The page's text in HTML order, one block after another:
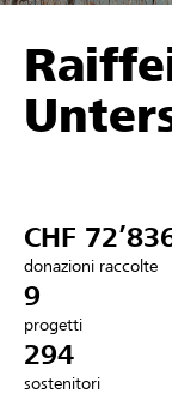
Sostenere
Aiuto &
Collegarsi
Trova progetti e
CHF
donazioni raccolte
9
progetti
294
sostenitori